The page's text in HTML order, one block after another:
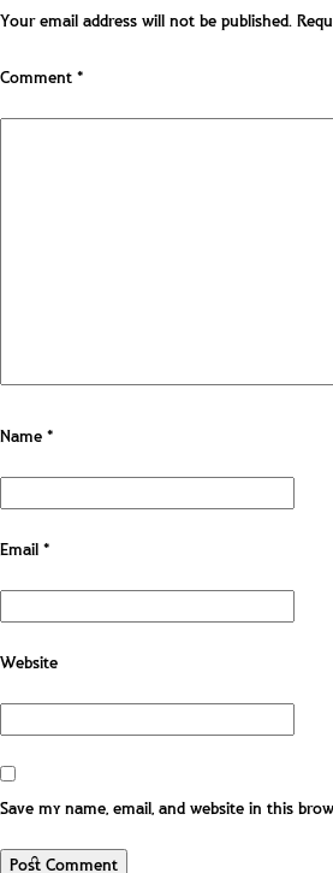
Your email address will not be published.
Comment*
Name*
Email*
Website
Save my name, email, and website in this